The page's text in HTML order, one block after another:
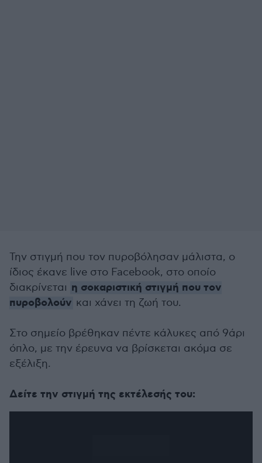
Την στιγμή που τον πυροβόλησαν μάλιστα, ο
ίδιος έκανε live στο Facebook, στο οποίο
διακρίνεται η σοκαριστική στιγμή που τον
πυροβολούν και χάνει τη ζωή του.
Στο σημείο βρέθηκαν πέντε κάλυκες από 9άρι
όπλο, με την έρευνα να βρίσκεται ακόμα σε
εξέλιξη.
Δείτε την στιγμή της εκτέλεσής του: